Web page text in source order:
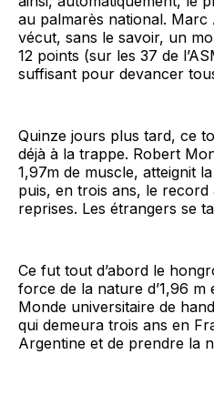
au palmarès national. Marc
vécut, sans le savoir, un
12 points (sur les 37 de
suffisant pour devancer
Quinze jours plus tard, ce
déjà à la trappe. Robert
1,97m de muscle, atteignit
puis, en trois ans, le record
reprises. Les étrangers se
Ce fut tout d’abord le
force de la nature d’1,96
Monde universi­taire de
qui demeura trois ans en
Argentine et de prendre la